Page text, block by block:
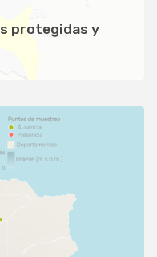
protegidas y